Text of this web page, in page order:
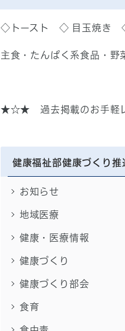
◇トースト ◇ 目玉焼き
主食・たんぱく系食品・野
★☆★ 過去掲載のお手軽
健康福祉部健康づくり推
お知らせ
地域医療
健康・医療情報
健康づくり
健康づくり部会
食育